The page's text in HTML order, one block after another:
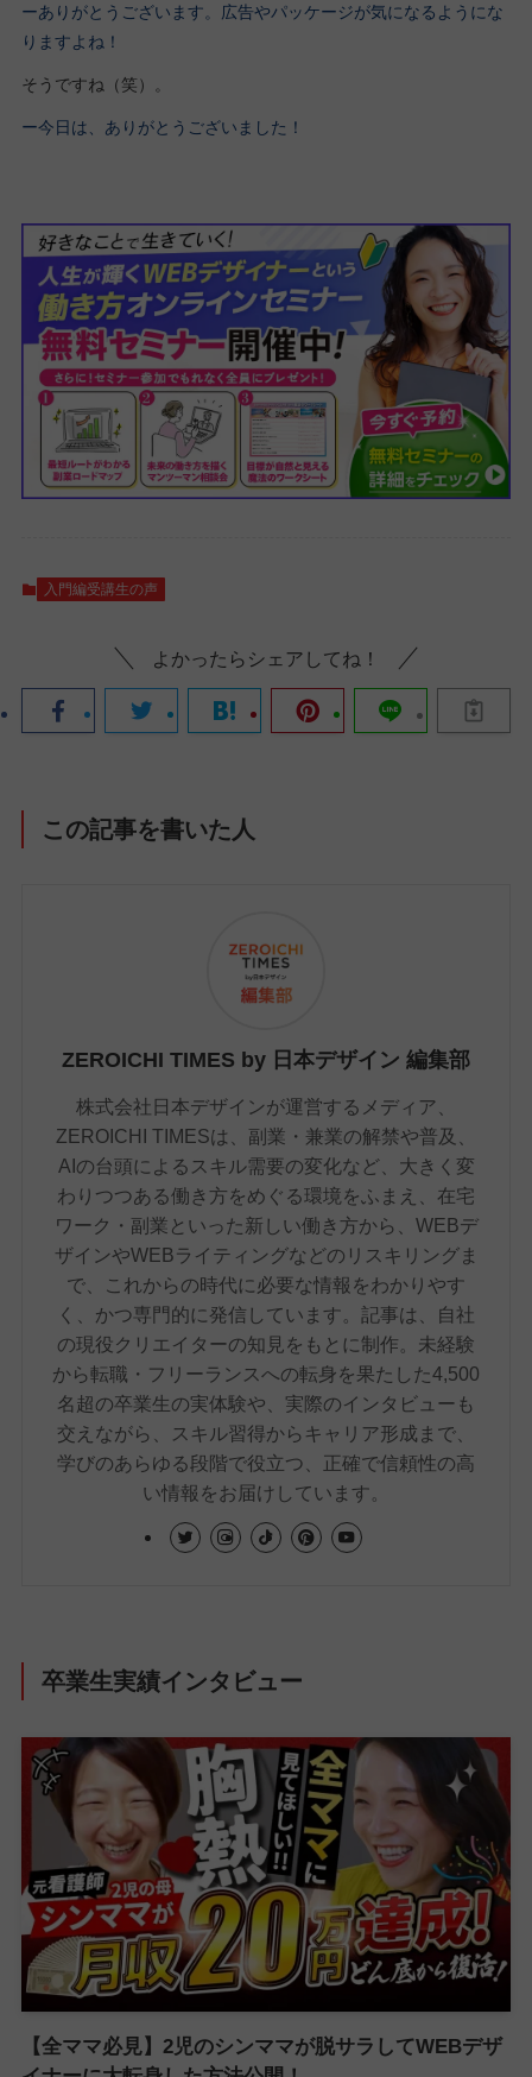
ーありがとうございます。広告やパッケージが気になるようにな
りますよね！
そうですね（笑）。
ー今日は、ありがとうございました！
入門編受講生の声
よかったらシェアしてね！
この記事を書いた人
ZEROICHI TIMES by 日本デザイン 編集部
株式会社日本デザインが運営するメディア、
ZEROICHI TIMESは、副業・兼業の解禁や普及、
AIの台頭によるスキル需要の変化など、大きく変
わりつつある働き方をめぐる環境をふまえ、在宅
ワーク・副業といった新しい働き方から、WEBデ
ザインやWEBライティングなどのリスキリングま
で、これからの時代に必要な情報をわかりやす
く、かつ専門的に発信しています。記事は、自社
の現役クリエイターの知見をもとに制作。未経験
から転職・フリーランスへの転身を果たした4,500
名超の卒業生の実体験や、実際のインタビューも
交えながら、スキル習得からキャリア形成まで、
学びのあらゆる段階で役立つ、正確で信頼性の高
い情報をお届けしています。
卒業生実績インタビュー
【全ママ必見】2児のシンママが脱サラしてWEBデザ